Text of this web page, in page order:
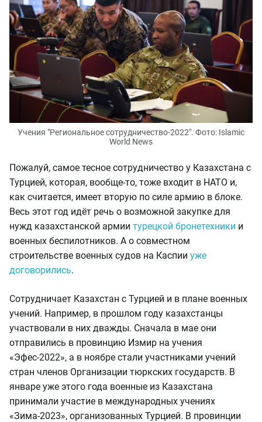
Учения "Региональное сотрудничество-2022". Фото: Islamic
World News
Пожалуй, самое тесное сотрудничество у Казахстана с
Турцией, которая, вообще-то, тоже входит в НАТО и,
как считается, имеет вторую по силе армию в блоке.
Весь этот год идёт речь о возможной закупке для
нужд казахстанской армии турецкой бронетехники и
военных беспилотников. А о совместном
строительстве военных судов на Каспии уже
договорились.
Сотрудничает Казахстан с Турцией и в плане военных
учений. Например, в прошлом году казахстанцы
участвовали в них дважды. Сначала в мае они
отправились в провинцию Измир на учения
«Эфес-2022», а в ноябре стали участниками учений
стран членов Организации тюркских государств. В
январе уже этого года военные из Казахстана
принимали участие в международных учениях
«Зима-2023», организованных Турцией. В провинции